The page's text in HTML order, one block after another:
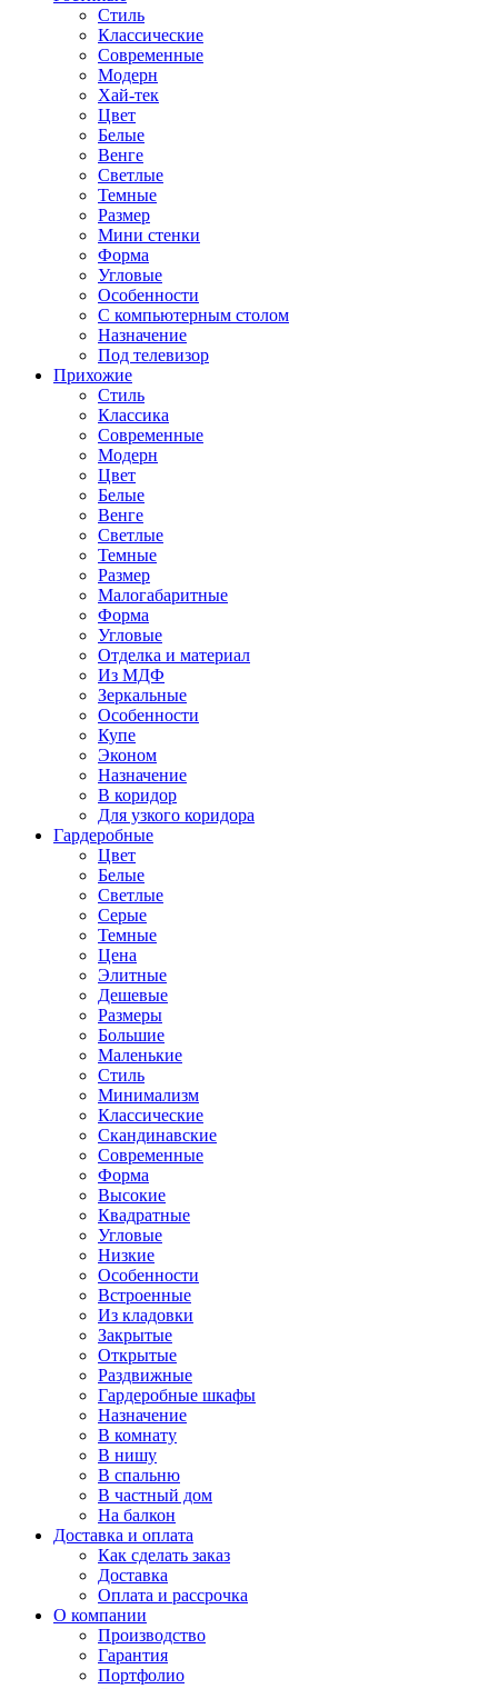
Стиль
Классические
Современные
Модерн
Хай-тек
Цвет
Белые
Венге
Светлые
Темные
Размер
Мини стенки
Форма
Угловые
Особенности
С компьютерным столом
Назначение
Под телевизор
Прихожие
Стиль
Классика
Современные
Модерн
Цвет
Белые
Венге
Светлые
Темные
Размер
Малогабаритные
Форма
Угловые
Отделка и материал
Из МДФ
Зеркальные
Особенности
Купе
Эконом
Назначение
В коридор
Для узкого коридора
Гардеробные
Цвет
Белые
Светлые
Серые
Темные
Цена
Элитные
Дешевые
Размеры
Большие
Маленькие
Стиль
Минимализм
Классические
Скандинавские
Современные
Форма
Высокие
Квадратные
Угловые
Низкие
Особенности
Встроенные
Из кладовки
Закрытые
Открытые
Раздвижные
Гардеробные шкафы
Назначение
В комнату
В нишу
В спальню
В частный дом
На балкон
Доставка и оплата
Как сделать заказ
Доставка
Оплата и рассрочка
О компании
Производство
Гарантия
Портфолио